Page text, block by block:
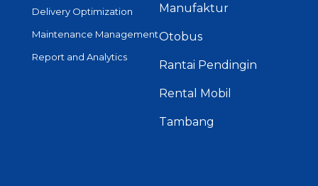
Delivery Optimization
Maintenance Management
Report and Analytics
Manufaktur
Otobus
Rantai Pendingin
Rental Mobil
Tambang